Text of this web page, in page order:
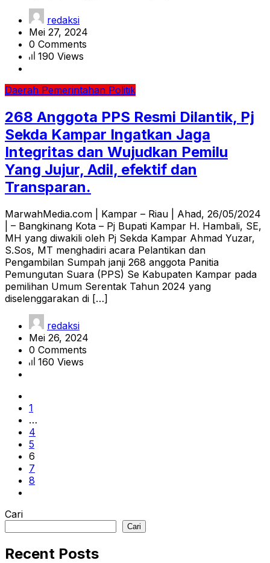
redaksi
Mei 27, 2024
0 Comments
190 Views
Daerah Pemerintahan Politik
268 Anggota PPS Resmi Dilantik, Pj
Sekda Kampar Ingatkan Jaga
Integritas dan Wujudkan Pemilu
Yang Jujur, Adil, efektif dan
Transparan.
MarwahMedia.com | Kampar – Riau | Ahad, 26/05/2024
| – Bangkinang Kota – Pj Bupati Kampar H. Hambali, SE,
MH yang diwakili oleh Pj Sekda Kampar Ahmad Yuzar,
S.Sos, MT menghadiri acara Pelantikan dan
Pengambilan Sumpah janji 268 anggota Panitia
Pemungutan Suara (PPS) Se Kabupaten Kampar pada
pemilihan Umum Serentak Tahun 2024 yang
diselenggarakan di […]
redaksi
Mei 26, 2024
0 Comments
160 Views
1
…
4
5
6
7
8
Cari
Cari
Recent Posts